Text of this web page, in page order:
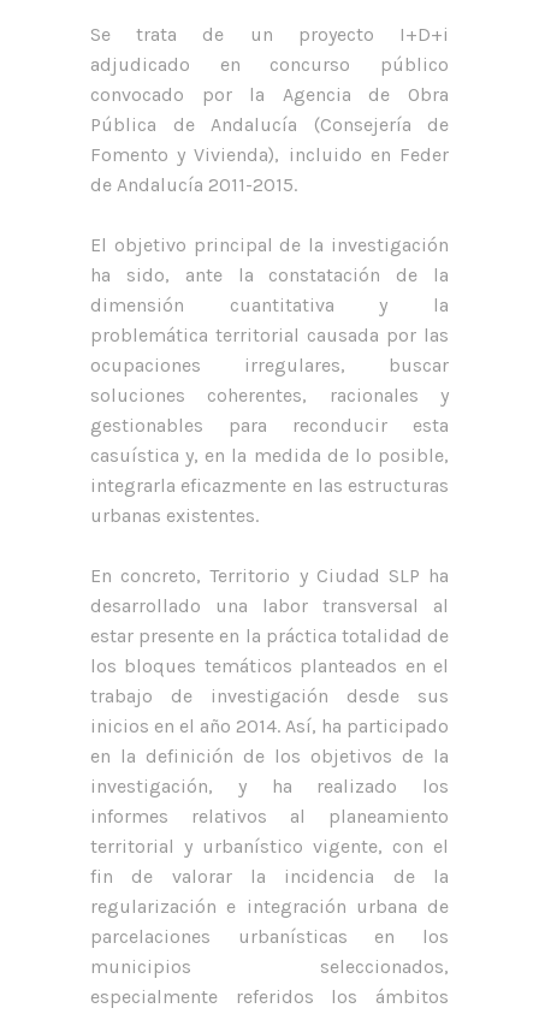
Se trata de un proyecto I+D+i
adjudicado en concurso público
convocado por la Agencia de Obra
Pública de Andalucía (Consejería de
Fomento y Vivienda), incluido en Feder
de Andalucía 2011-2015.
El objetivo principal de la investigación
ha sido, ante la constatación de la
dimensión cuantitativa y la
problemática territorial causada por las
ocupaciones irregulares, buscar
soluciones coherentes, racionales y
gestionables para reconducir esta
casuística y, en la medida de lo posible,
integrarla eficazmente en las estructuras
urbanas existentes.
En concreto, Territorio y Ciudad SLP ha
desarrollado una labor transversal al
estar presente en la práctica totalidad de
los bloques temáticos planteados en el
trabajo de investigación desde sus
inicios en el año 2014. Así, ha participado
en la definición de los objetivos de la
investigación, y ha realizado los
informes relativos al planeamiento
territorial y urbanístico vigente, con el
fin de valorar la incidencia de la
regularización e integración urbana de
parcelaciones urbanísticas en los
municipios seleccionados,
especialmente referidos los ámbitos